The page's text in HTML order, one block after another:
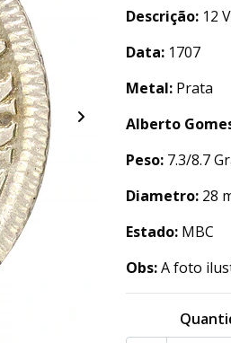
Descrição: 12
Data: 1707
Metal: Prata
Alberto
Peso: 7.3/8.7
Diametro: 28
Estado: MBC
Obs:A foto